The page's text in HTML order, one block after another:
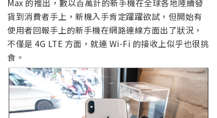
Max 的推出，數以百萬計的新手機在全球各地陸續發
貨到消費者手上，新機入手肯定躍躍欲試，但開始有
使用者回報手上的新手機在網路連線方面出了狀況，
不僅是 4G LTE 方面，就連 Wi-Fi 的接收上似乎也很挑
食。